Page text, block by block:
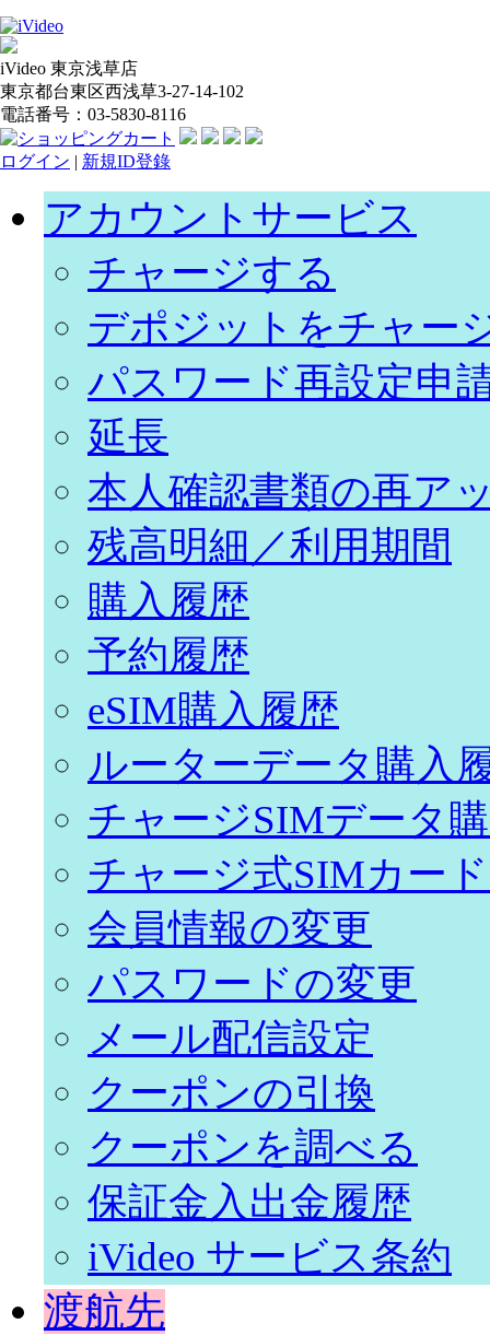
iVideo 東京浅草店
東京都台東区西浅草3-27-14-102
電話番号：03-5830-8116
ログイン | 新規ID登錄
アカウントサービス
チャージする
デポジットをチャー
パスワード再設定申
延長
本人確認書類の再ア
残高明細／利用期間
購入履歴
予約履歴
eSIM購入履歴
ルーターデータ購入
チャージSIMデータ
チャージ式SIMカー
会員情報の変更
パスワードの変更
メール配信設定
クーポンの引換
クーポンを調べる
保証金入出金履歴
iVideo サービス条約
渡航先